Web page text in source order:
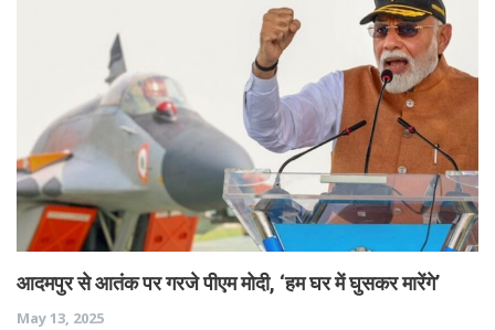
आदमपुर से आतंक पर गरजे पीएम मोदी, ‘हम घर में घुसकर मारेंगे’
May 13, 2025